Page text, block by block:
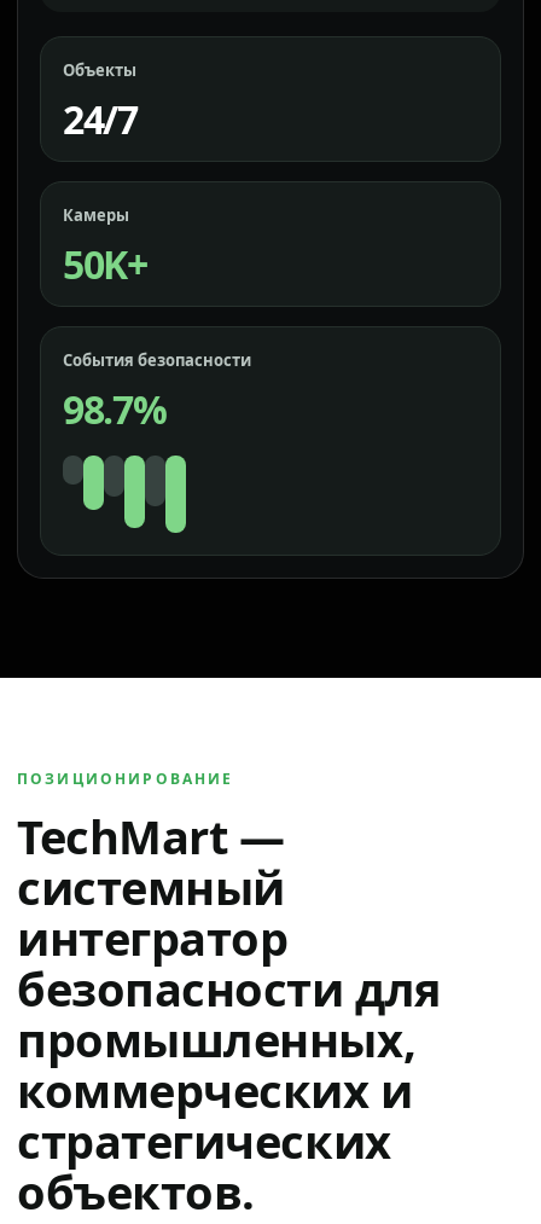
Объекты
24/7
Камеры
50K+
События безопасности
98.7%
ПОЗИЦИОНИРОВАНИЕ
TechMart —
системный
интегратор
безопасности для
промышленных,
коммерческих и
стратегических
объектов.